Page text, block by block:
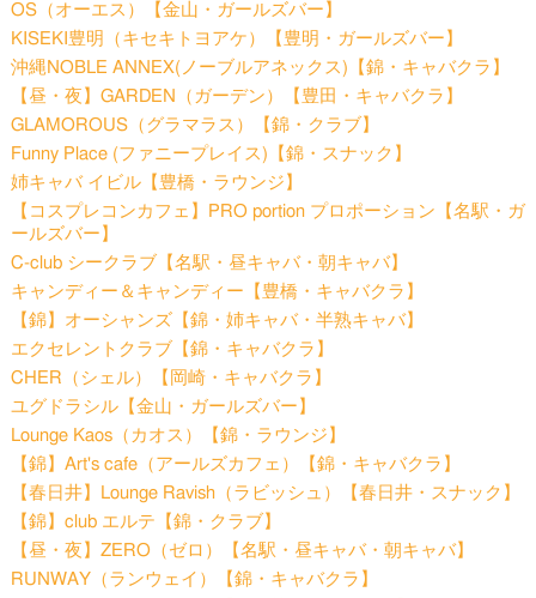
OS（オーエス）【金山・ガールズバー】
KISEKI豊明（キセキトヨアケ）【豊明・ガールズバー】
沖縄NOBLE ANNEX(ノーブルアネックス)【錦・キャバクラ】
【昼・夜】GARDEN（ガーデン）【豊田・キャバクラ】
GLAMOROUS（グラマラス）【錦・クラブ】
Funny Place (ファニープレイス)【錦・スナック】
姉キャバ イビル【豊橋・ラウンジ】
【コスプレコンカフェ】PRO portion プロポーション【名駅・ガ
ールズバー】
C-club シークラブ【名駅・昼キャバ・朝キャバ】
キャンディー＆キャンディー【豊橋・キャバクラ】
【錦】オーシャンズ【錦・姉キャバ・半熟キャバ】
エクセレントクラブ【錦・キャバクラ】
CHER（シェル）【岡崎・キャバクラ】
ユグドラシル【金山・ガールズバー】
Lounge Kaos（カオス）【錦・ラウンジ】
【錦】Art's cafe（アールズカフェ）【錦・キャバクラ】
【春日井】Lounge Ravish（ラビッシュ）【春日井・スナック】
【錦】club エルテ【錦・クラブ】
【昼・夜】ZERO（ゼロ）【名駅・昼キャバ・朝キャバ】
RUNWAY（ランウェイ）【錦・キャバクラ】